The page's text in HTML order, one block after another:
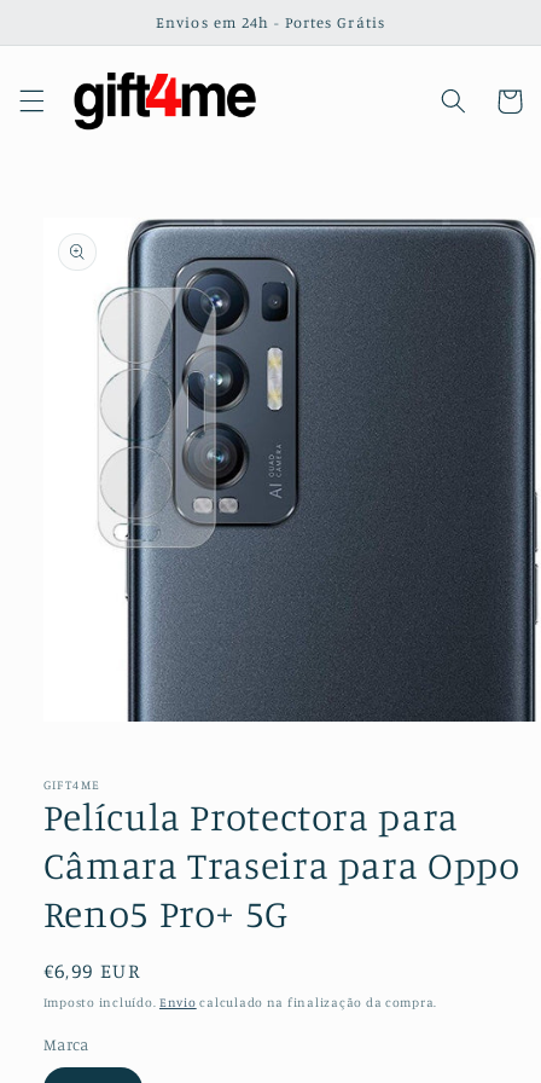
conteúdo
Envios em 24h - Portes Grátis
informação
do produto
1
modal
GIFT4ME
Película Protectora para
Câmara Traseira para Oppo
Reno5 Pro+ 5G
Preço
normal
€6,99 EUR
Imposto incluído. Envio calculado na finalização da compra.
Marca